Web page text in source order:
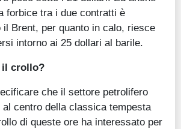
forbice tra i due contratti è
il Brent, per quanto in calo, riesce
intorno ai 25 dollari al barile.
il crollo?
che il settore petrolifero
centro della classica tempesta
di queste ore ha interessato per